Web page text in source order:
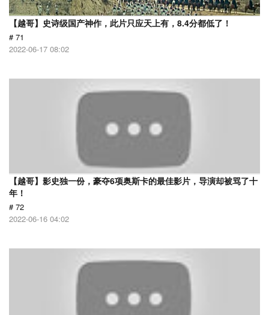
【越哥】史诗级国产神作，此片只应天上有，8.4分都低了！
# 71
2022-06-17 08:02
【越哥】影史独一份，豪夺6项奥斯卡的最佳影片，导演却被骂了十
年！
# 72
2022-06-16 04:02